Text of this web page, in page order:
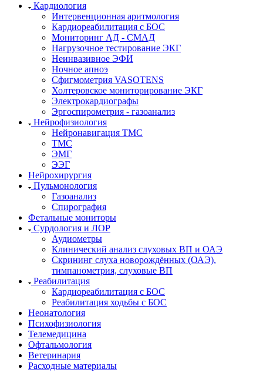
Кардиология
Интервенционная аритмология
Кардиореабилитация с БОС
Мониторинг АД - СМАД
Нагрузочное тестирование ЭКГ
Неинвазивное ЭФИ
Ночное апноэ
Сфигмометрия VASOTENS
Холтеровское мониторирование ЭКГ
Электрокардиографы
Эргоспирометрия - газоанализ
Нейрофизиология
Нейронавигация ТМС
ТМС
ЭМГ
ЭЭГ
Нейрохирургия
Пульмонология
Газоанализ
Спирография
Фетальные мониторы
Сурдология и ЛОР
Аудиометры
Клинический анализ слуховых ВП и ОАЭ
Скрининг слуха новорождённых (ОАЭ),
тимпанометрия, слуховые ВП
Реабилитация
Кардиореабилитация с БОС
Реабилитация ходьбы с БОС
Неонатология
Психофизиология
Телемедицина
Офтальмология
Ветеринария
Расходные материалы